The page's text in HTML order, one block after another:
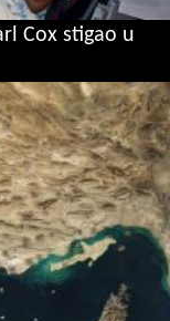
Cox stigao u